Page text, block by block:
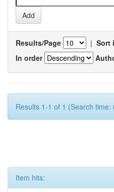
Results/Page | Sort
In order
Results 1-1 of 1 (Search time:
Item hits: